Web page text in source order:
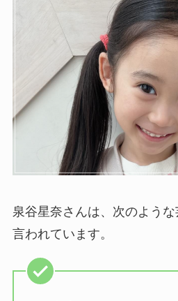
泉谷星奈さんは、次のよう
言われています。